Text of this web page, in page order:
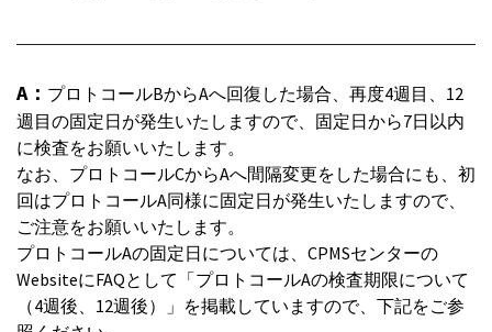
A： プロトコールBからAへ回復した場合、再度4週目、12
週目の固定日が発生いたしますので、固定日から7日以内
に検査をお願いいたします。
なお、プロトコールCからAへ間隔変更をした場合にも、初
回はプロトコールA同様に固定日が発生いたしますので、
ご注意をお願いいたします。
プロトコールAの固定日については、CPMSセンターの
WebsiteにFAQとして「プロトコールAの検査期限について
（4週後、12週後）」を掲載していますので、下記をご参